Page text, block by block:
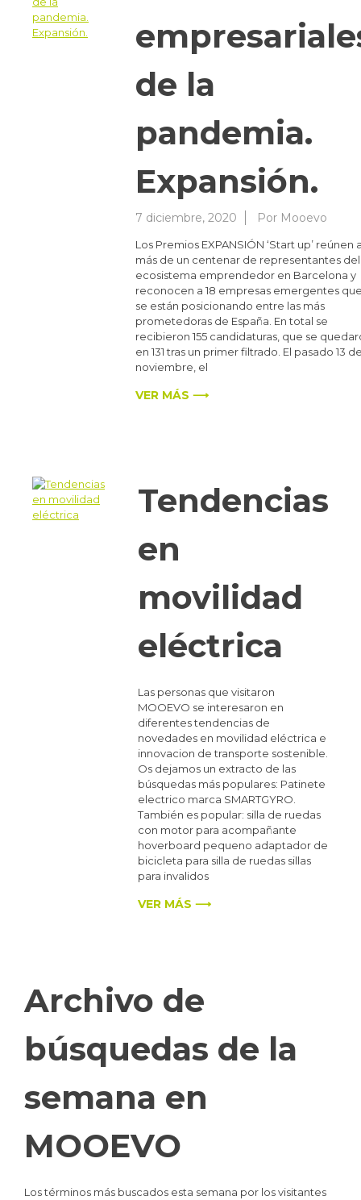
de la
pandemia.
Expansión.
7 diciembre, 2020 Por Mooevo
Los Premios EXPANSIÓN ‘Start up’ reúnen
más de un centenar de representantes del
ecosistema emprendedor en Barcelona y
reconocen a 18 empresas emergentes
se están posicionando entre las más
prometedoras de España. En total se
recibieron 155 candidaturas, que se
en 131 tras un primer filtrado. El pasado 13
noviembre, el
VER MÁS ⟶
Tendencias
en
movilidad
eléctrica
Las personas que visitaron
MOOEVO se interesaron en
diferentes tendencias de
novedades en movilidad eléctrica e
innovacion de transporte sostenible.
Os dejamos un extracto de las
búsquedas más populares: Patinete
electrico marca SMARTGYRO.
También es popular: silla de ruedas
con motor para acompañante
hoverboard pequeno adaptador de
bicicleta para silla de ruedas sillas
para invalidos
VER MÁS ⟶
Archivo de
búsquedas de la
semana en
MOOEVO
Los términos más buscados esta semana por los visitantes